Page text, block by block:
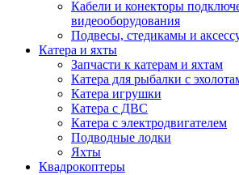
Кабели и конекторы
видеооборудования
Подвесы, стедикамы и
Катера и яхты
Запчасти к катерам и яхтам
Катера для рыбалки с
Катера игрушки
Катера с ДВС
Катера с электродвигателем
Подводные лодки
Яхты
Квадрокоптеры